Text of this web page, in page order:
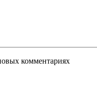
комментариях